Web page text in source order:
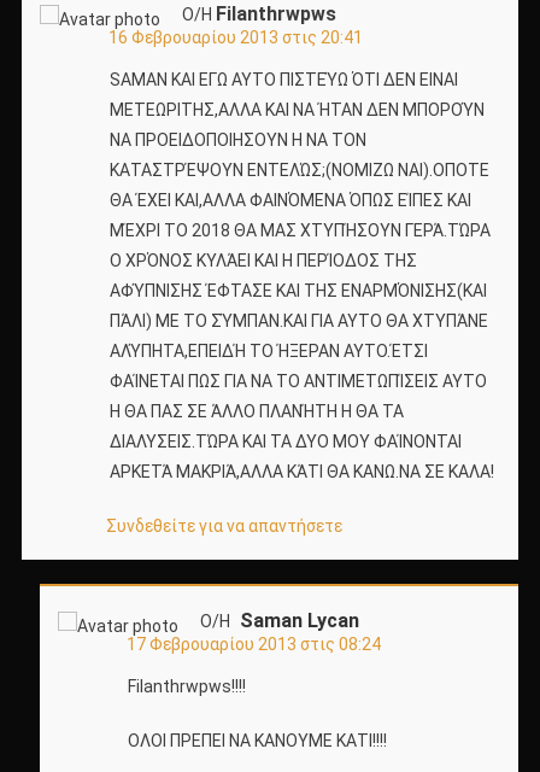
Ο/Η Filanthrwpws
16 Φεβρουαρίου 2013 στις 20:41
SAMAN ΚΑΙ ΕΓΩ ΑΥΤΟ ΠΙΣΤΕΎΩ ΌΤΙ ΔΕΝ ΕΙΝΑΙ
ΜΕΤΕΩΡΙΤΗΣ,ΑΛΛΑ ΚΑΙ ΝΑ ΉΤΑΝ ΔΕΝ ΜΠΟΡΟΎΝ
ΝΑ ΠΡΟΕΙΔΟΠΟΙΗΣΟΥΝ Η ΝΑ ΤΟΝ
ΚΑΤΑΣΤΡΈΨΟΥΝ ΕΝΤΕΛΏΣ;(ΝΟΜΙΖΩ ΝΑΙ).ΟΠΟΤΕ
ΘΑ ΈΧΕΙ ΚΑΙ,ΑΛΛΑ ΦΑΙΝΌΜΕΝΑ ΌΠΩΣ ΕΊΠΕΣ ΚΑΙ
ΜΈΧΡΙ ΤΟ 2018 ΘΑ ΜΑΣ ΧΤΥΠΉΣΟΥΝ ΓΕΡΆ.ΤΏΡΑ
Ο ΧΡΌΝΟΣ ΚΥΛΆΕΙ ΚΑΙ Η ΠΕΡΊΟΔΟΣ ΤΗΣ
ΑΦΎΠΝΙΣΗΣ ΈΦΤΑΣΕ ΚΑΙ ΤΗΣ ΕΝΑΡΜΌΝΙΣΗΣ(ΚΑΙ
ΠΆΛΙ) ΜΕ ΤΟ ΣΎΜΠΑΝ.ΚΑΙ ΓΙΑ ΑΥΤΟ ΘΑ ΧΤΥΠΆΝΕ
ΑΛΎΠΗΤΑ,ΕΠΕΙΔΉ ΤΟ ΉΞΕΡΑΝ ΑΥΤΟ.ΈΤΣΙ
ΦΑΊΝΕΤΑΙ ΠΩΣ ΓΙΑ ΝΑ ΤΟ ΑΝΤΙΜΕΤΩΠΊΣΕΙΣ ΑΥΤΟ
Η ΘΑ ΠΑΣ ΣΕ ΆΛΛΟ ΠΛΑΝΉΤΗ Η ΘΑ ΤΑ
ΔΙΑΛΥΣΕΙΣ.ΤΏΡΑ ΚΑΙ ΤΑ ΔΥΟ ΜΟΥ ΦΑΊΝΟΝΤΑΙ
ΑΡΚΕΤΆ ΜΑΚΡΙΆ,ΑΛΛΑ ΚΆΤΙ ΘΑ ΚΑΝΩ.ΝΑ ΣΕ ΚΑΛΑ!
Συνδεθείτε για να απαντήσετε
Ο/Η Saman Lycan
17 Φεβρουαρίου 2013 στις 08:24
Filanthrwpws!!!!
ΟΛΟΙ ΠΡΕΠΕΙ ΝΑ ΚΑΝΟΥΜΕ ΚΑΤΙ!!!!